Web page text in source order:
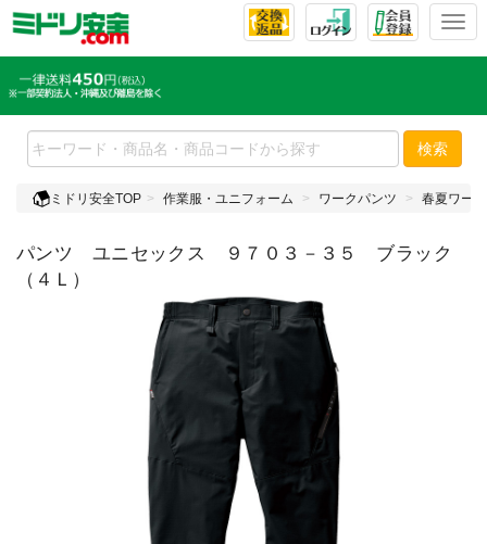
T
l
e
n
v
検索
ミドリ安全TOP 作業服・ユニフォーム ワークパンツ 春夏ワー
パンツ ユニセックス ９７０３－３５ ブラック
（４Ｌ）